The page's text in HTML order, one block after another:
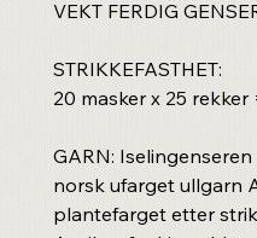
VEKT FERDIG
STRIKKEFASTHET:
20 masker x 25 rekker
GARN:
norsk ufarget ullgarn
plantefarget etter